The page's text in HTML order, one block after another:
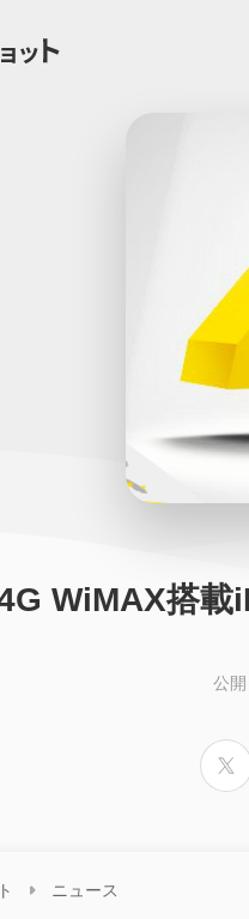
WiMAX搭載
公
ニュース